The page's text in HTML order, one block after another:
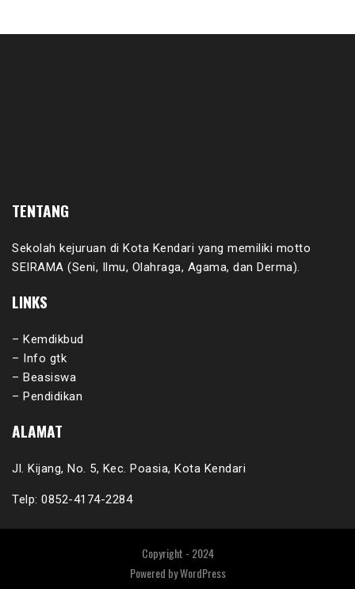
TENTANG
Sekolah kejuruan di Kota Kendari yang memiliki motto
SEIRAMA (Seni, Ilmu, Olahraga, Agama, dan Derma).
LINKS
– Kemdikbud
– Info gtk
– Beasiswa
– Pendidikan
ALAMAT
Jl. Kijang, No. 5, Kec. Poasia, Kota Kendari
Telp: 0852-4174-2284
Copyright - 2024
Powered byWordPress